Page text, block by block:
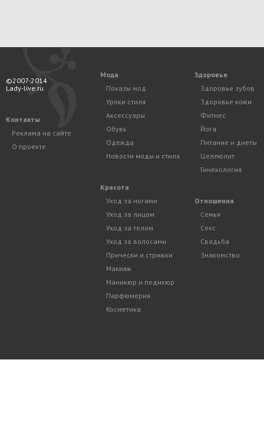
©2007-2014
Lady-live.ru
Контакты
Реклама на сайте
О проекте
Мода
Показы мод
Уроки стиля
Аксессуары
Обувь
Одежда
Новости моды и стиля
Красота
Уход за ногами
Уход за лицом
Уход за телом
Уход за волосами
Прически и стрижки
Макияж
Маникюр и педикюр
Парфюмерия
Косметика
Здоровье
Здоровье зубов
Здоровье кожи
Фитнес
Йога
Питание и диеты
Целлюлит
Гинекология
Отношения
Семья
Секс
Свадьба
Знакомство